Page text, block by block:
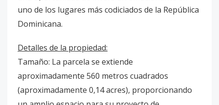
uno de los lugares más codiciados de la República
Dominicana.
Detalles de la propiedad:
Tamaño: La parcela se extiende
aproximadamente 560 metros cuadrados
(aproximadamente 0,14 acres), proporcionando